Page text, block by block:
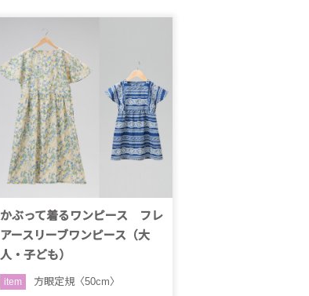
かぶって着るワンピース フレ
アースリーブワンピース（大
人・子ども）
item 方眼定規〈50cm〉